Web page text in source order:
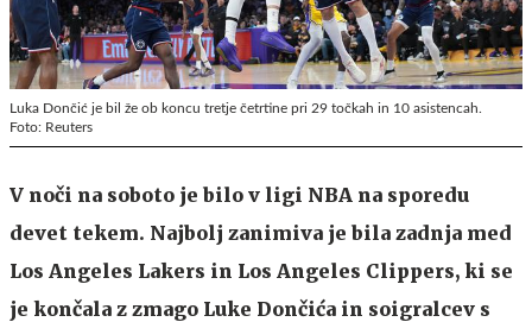
Luka Dončić je bil že ob koncu tretje četrtine pri 29 točkah in 10 asistencah.
Foto: Reuters
V noči na soboto je bilo v ligi NBA na sporedu
devet tekem. Najbolj zanimiva je bila zadnja med
Los Angeles Lakers in Los Angeles Clippers, ki se
je končala z zmago Luke Dončića in soigralcev s